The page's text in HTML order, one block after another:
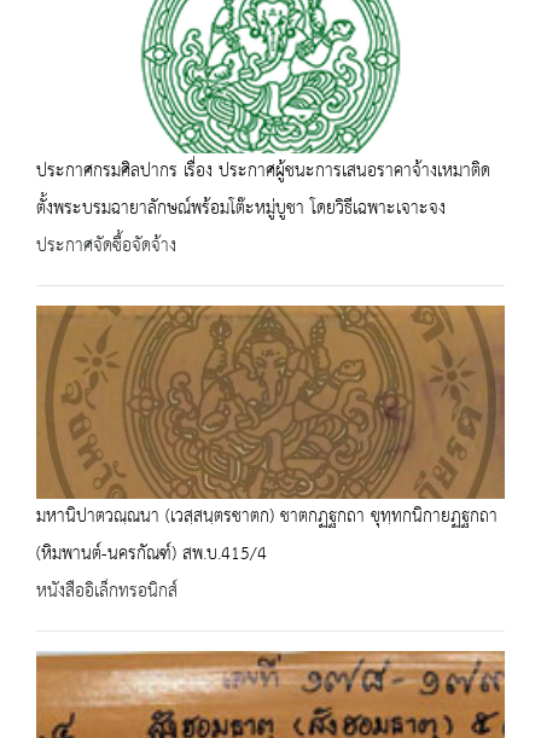
ประกาศกรมศิลปากร เรื่อง ประกาศผู้ชนะการเสนอราคาจ้างเหมาติด
ตั้งพระบรมฉายาลักษณ์พร้อมโต๊ะหมู่บูชา โดยวิธีเฉพาะเจาะจง
ประกาศจัดซื้อจัดจ้าง
มหานิปาตวณฺณนา (เวสฺสนฺตรชาตก) ชาตกฏฐกถา ขุทฺทกนิกายฏฐกถา
(หิมพานต์-นครกัณฑ์) สพ.บ.415/4
หนังสืออิเล็กทรอนิกส์